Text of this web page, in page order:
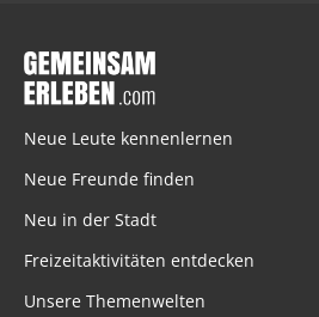
Neue Leute kennenlernen
Neue Freunde finden
Neu in der Stadt
Freizeitaktivitäten entdecken
Unsere Themenwelten